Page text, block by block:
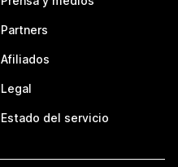
Partners
Afiliados
Legal
Estado del servicio